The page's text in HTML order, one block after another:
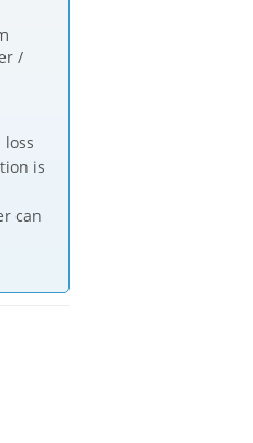
/
is
can